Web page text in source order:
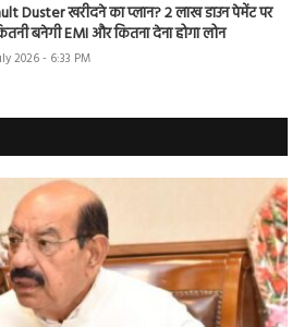
Duster खरीदने का प्लान? 2 लाख डाउन पेमेंट पर
बनेगी EMI और कितना देना होगा लोन
2026 - 6:33 PM